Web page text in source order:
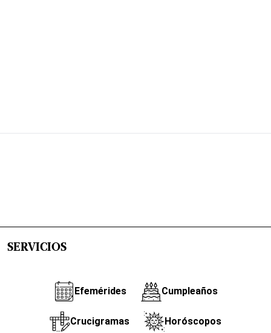
SERVICIOS
Efemérides Cumpleaños
Crucigramas Horóscopos